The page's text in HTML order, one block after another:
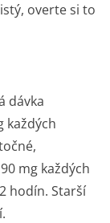
overte si to
dávka
každých
mg každých
hodín. Starší